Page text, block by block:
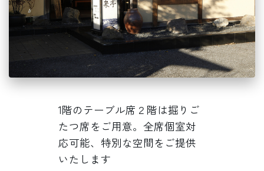
1階のテーブル席２階は掘りご
たつ席をご用意。全席個室対
応可能、特別な空間をご提供
いたします